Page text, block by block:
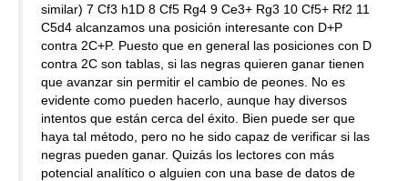
similar) 7 Cf3 h1D 8 Cf5 Rg4 9 Ce3+ Rg3 10 Cf5+ Rf2 11
C5d4 alcanzamos una posición interesante con D+P
contra 2C+P. Puesto que en general las posiciones con D
contra 2C son tablas, si las negras quieren ganar tienen
que avanzar sin permitir el cambio de peones. No es
evidente como pueden hacerlo, aunque hay diversos
intentos que están cerca del éxito. Bien puede ser que
haya tal método, pero no he sido capaz de verificar si las
negras pueden ganar. Quizás los lectores con más
potencial analítico o alguien con una base de datos de